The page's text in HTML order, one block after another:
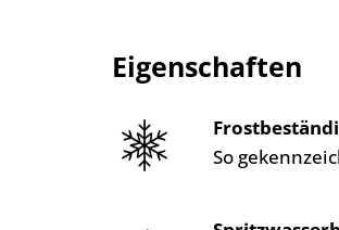
Eigenschaften
So